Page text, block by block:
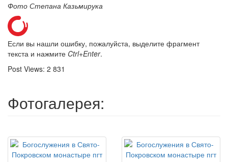
Фото Степана Казьмирука
Если вы нашли ошибку, пожалуйста, выделите фрагмент
текста и нажмите Ctrl+Enter.
Post Views: 2 831
Фотогалерея: